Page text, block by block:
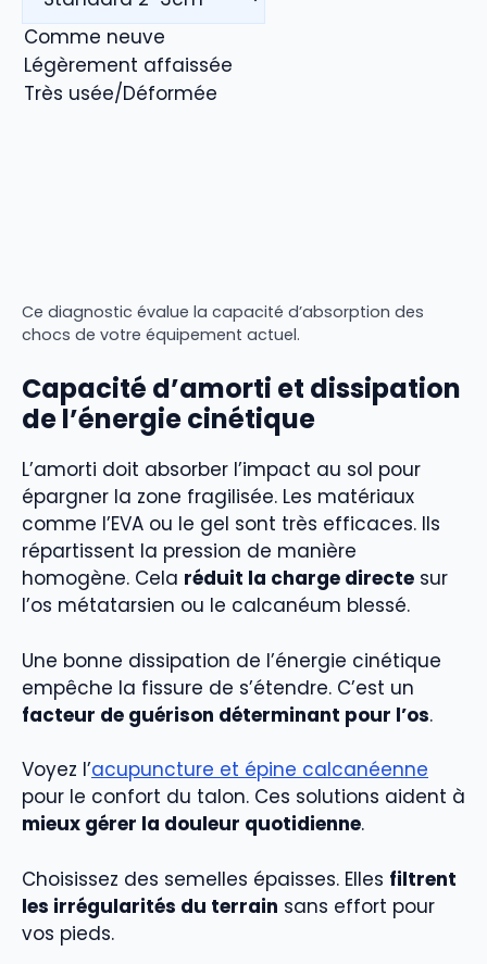
Ce diagnostic évalue la capacité d’absorption des
chocs de votre équipement actuel.
Capacité d’amorti et dissipation
de l’énergie cinétique
L’amorti doit absorber l’impact au sol pour
épargner la zone fragilisée. Les matériaux
comme l’EVA ou le gel sont très efficaces. Ils
répartissent la pression de manière
homogène. Cela réduit la charge directe sur
l’os métatarsien ou le calcanéum blessé.
Une bonne dissipation de l’énergie cinétique
empêche la fissure de s’étendre. C’est un
facteur de guérison déterminant pour l’os.
Voyez l’acupuncture et épine calcanéenne
pour le confort du talon. Ces solutions aident à
mieux gérer la douleur quotidienne.
Choisissez des semelles épaisses. Elles filtrent
les irrégularités du terrain sans effort pour
vos pieds.